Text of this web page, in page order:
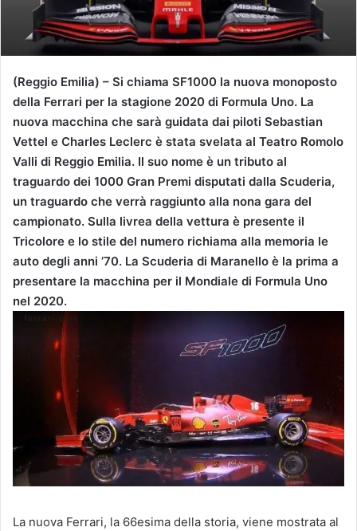
i
l
(Reggio Emilia) – Si chiama SF1000 la nuova monoposto
della Ferrari per la stagione 2020 di Formula Uno. La
nuova macchina che sarà guidata dai piloti Sebastian
Vettel e Charles Leclerc è stata svelata al Teatro Romolo
Valli di Reggio Emilia. Il suo nome è un tributo al
traguardo dei 1000 Gran Premi disputati dalla Scuderia,
un traguardo che verrà raggiunto alla nona gara del
campionato. Sulla livrea della vettura è presente il
Tricolore e lo stile del numero richiama alla memoria le
auto degli anni ’70. La Scuderia di Maranello è la prima a
presentare la macchina per il Mondiale di Formula Uno
nel 2020.
La nuova Ferrari, la 66esima della storia, viene mostrata al